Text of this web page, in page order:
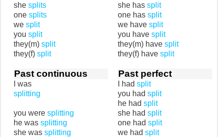
she splits
one splits
we split
you split
they(m) split
they(f) split
she has split
one has split
we have split
you have split
they(m) have split
they(f) have split
Past continuous
I was
splitting
you were splitting
he was splitting
she was splitting
Past perfect
I had split
you had split
he had split
she had split
one had split
we had split